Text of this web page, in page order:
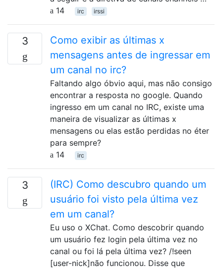
14
irc irssi
3
Como exibir as últimas x
mensagens antes de ingressar em
um canal no irc?
Faltando algo óbvio aqui, mas não consigo
encontrar a resposta no google. Quando
ingresso em um canal no IRC, existe uma
maneira de visualizar as últimas x
mensagens ou elas estão perdidas no éter
para sempre?
14
irc
3
(IRC) Como descubro quando um
usuário foi visto pela última vez
em um canal?
Eu uso o XChat. Como descobrir quando
um usuário fez login pela última vez no
canal ou foi lá pela última vez? /!seen
[user-nick]não funcionou. Disse que